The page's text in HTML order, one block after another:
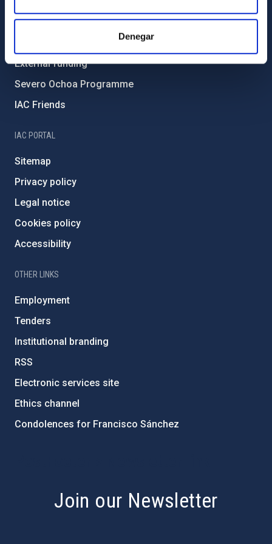
Denegar
Forever IAC
External funding
Severo Ochoa Programme
IAC Friends
IAC PORTAL
Sitemap
Privacy policy
Legal notice
Cookies policy
Accessibility
OTHER LINKS
Employment
Tenders
Institutional branding
RSS
Electronic services site
Ethics channel
Condolences for Francisco Sánchez
Join our Newsletter